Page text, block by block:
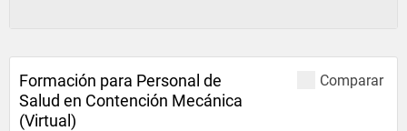
Comparar
Formación para Personal de
Salud en Contención Mecánica
(Virtual)